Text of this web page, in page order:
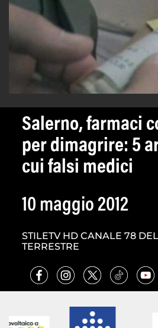
Salerno, farmaci
per dimagrire: 5
cui falsi medici
10 maggio 2012
STILETV HD CANALE 78
TERRESTRE